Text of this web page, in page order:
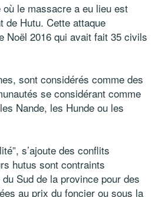
le massacre a eu lieu est
de Hutu. Cette attaque
Noël 2016 qui avait fait 35 civils
sont considérés comme des
se considérant comme
Nande, les Hunde ou les
s’ajoute des conflits
hutus sont contraints
Sud de la province pour des
au prix du foncier ou sous la